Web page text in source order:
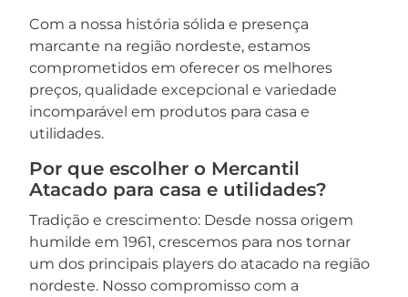
Com a nossa história sólida e presença
marcante na região nordeste, estamos
comprometidos em oferecer os melhores
preços, qualidade excepcional e variedade
incomparável em produtos para casa e
utilidades.
Por que escolher o Mercantil
Atacado para casa e utilidades?
Tradição e crescimento: Desde nossa origem
humilde em 1961, crescemos para nos tornar
um dos principais players do atacado na região
nordeste. Nosso compromisso com a